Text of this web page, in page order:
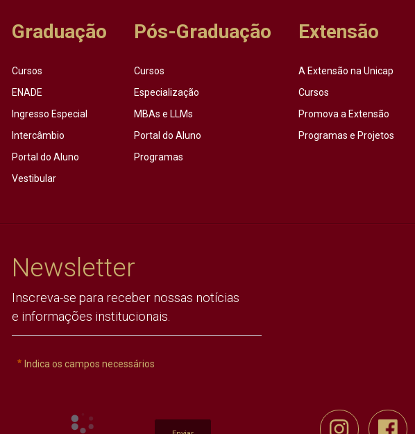
Graduação
Cursos
ENADE
Ingresso Especial
Intercâmbio
Portal do Aluno
Vestibular
Pós-Graduação
Cursos
Especialização
MBAs e LLMs
Portal do Aluno
Programas
Extensão
A Extensão na Unicap
Cursos
Promova a Extensão
Programas e Projetos
Newsletter
Inscreva-se para receber nossas notícias
e informações institucionais.
Indica os campos necessários